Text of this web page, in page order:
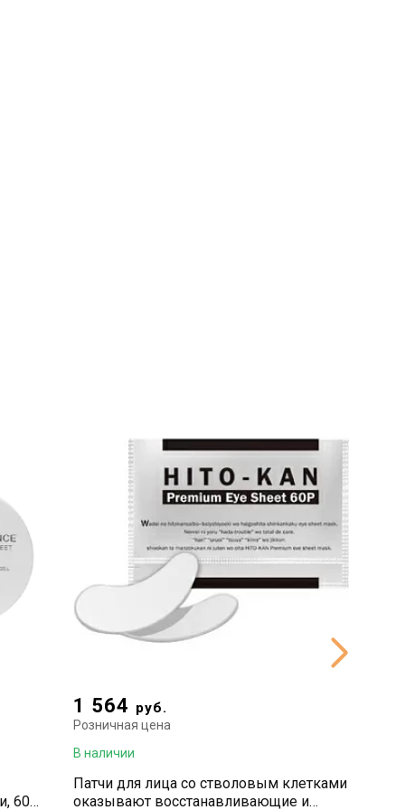
60
1 564 руб.
Розничная цена
В наличии
Патчи для лица со стволовым клетками
оказывают восстанавливающие и